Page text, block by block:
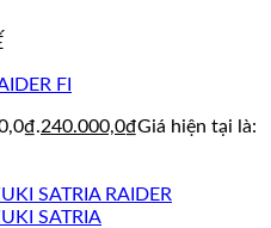
FI
240.000,0₫Giá hiện tại là: